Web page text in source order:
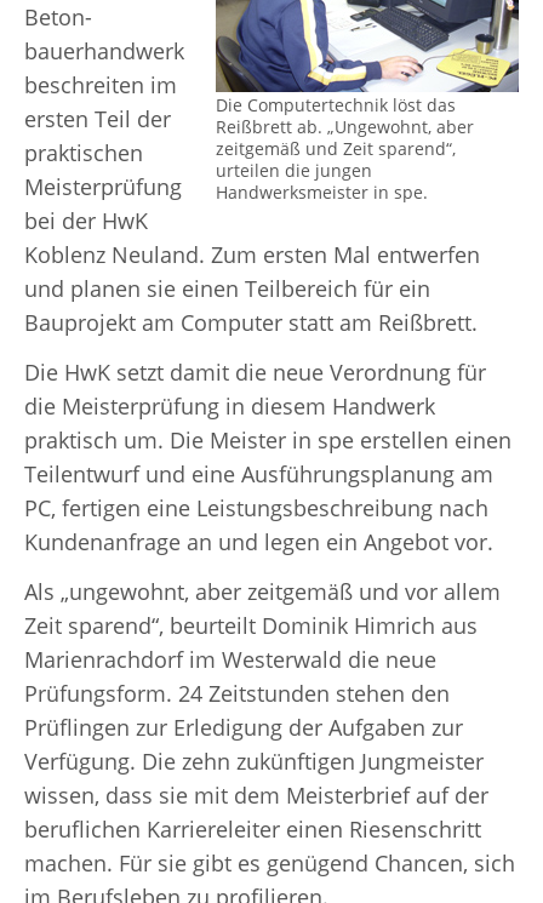
Die Computertechnik löst das
Reißbrett ab. „Ungewohnt, aber
zeitgemäß und Zeit sparend“,
urteilen die jungen
Handwerksmeister in spe.
Beton-
bauerhandwerk
beschreiten im
ersten Teil der
praktischen
Meisterprüfung
bei der HwK
Koblenz Neuland. Zum ersten Mal entwerfen
und planen sie einen Teilbereich für ein
Bauprojekt am Computer statt am Reißbrett.
Die HwK setzt damit die neue Verordnung für
die Meisterprüfung in diesem Handwerk
praktisch um. Die Meister in spe erstellen einen
Teilentwurf und eine Ausführungsplanung am
PC, fertigen eine Leistungsbeschreibung nach
Kundenanfrage an und legen ein Angebot vor.
Als „ungewohnt, aber zeitgemäß und vor allem
Zeit sparend“, beurteilt Dominik Himrich aus
Marienrachdorf im Westerwald die neue
Prüfungsform. 24 Zeitstunden stehen den
Prüflingen zur Erledigung der Aufgaben zur
Verfügung. Die zehn zukünftigen Jungmeister
wissen, dass sie mit dem Meisterbrief auf der
beruflichen Karriereleiter einen Riesenschritt
machen. Für sie gibt es genügend Chancen, sich
im Berufsleben zu profilieren.